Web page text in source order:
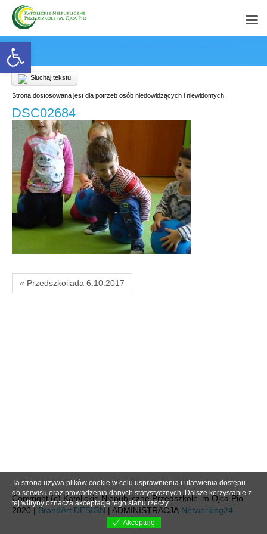
Open toolbar
Słuchaj tekstu
Strona dostosowana jest dla potrzeb osób niedowidzących i niewidomych.
DSC02684
« Przedszkoliada 6.10.2017
Copyright (c) Katolickie Niepubliczne Przedszkole im.Ojca Pio
2020 | BrandArt DESIGN | ADMINISTRACJA Networking24
Ta strona używa plików cookie w celu usprawnienia i ułatwienia dostępu
do serwisu oraz prowadzenia danych statystycznych. Dalsze korzystanie z
tej witryny oznacza akceptację tego stanu rzeczy.
Akceptuję